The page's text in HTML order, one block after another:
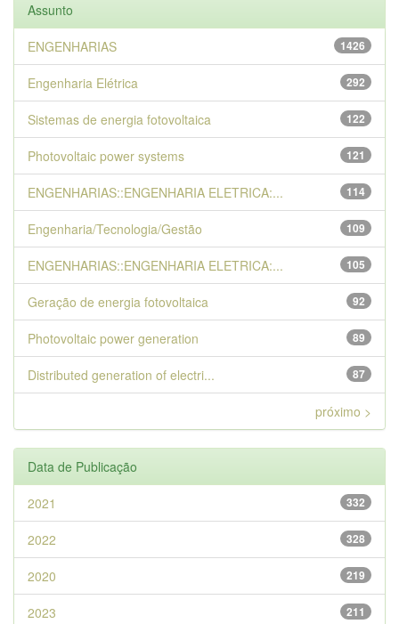
Assunto
1426
ENGENHARIAS
292
Engenharia Elétrica
122
Sistemas de energia fotovoltaica
121
Photovoltaic power systems
114
ENGENHARIAS::ENGENHARIA ELETRICA:...
109
Engenharia/Tecnologia/Gestão
105
ENGENHARIAS::ENGENHARIA ELETRICA:...
92
Geração de energia fotovoltaica
89
Photovoltaic power generation
87
Distributed generation of electri...
próximo >
Data de Publicação
332
2021
328
2022
219
2020
211
2023